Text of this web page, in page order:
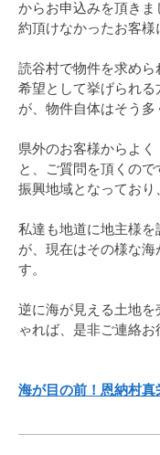
からお申込みを頂き
約頂けなかったお客様
読谷村で物件を求め
希望として挙げられ
が、物件自体はそう多
県外のお客様からよく
と、ご質問を頂くの
振興地域となっており
私達も地道に地主様
が、現在はその様な
す。
逆に海が見える土地
ゃれば、是非ご連絡お
海が目の前！恩納村真